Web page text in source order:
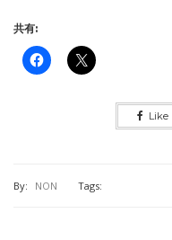
共有:
Like
By: NON Tags: